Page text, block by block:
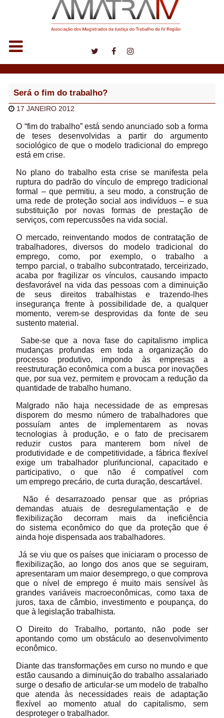
Será o fim do trabalho?
17 JANEIRO 2012
O “fim do trabalho” está sendo anunciado sob a forma
de teses desenvolvidas a partir do argumento
sociológico de que o modelo tradicional do emprego
está em crise.
No plano do trabalho esta crise se manifesta pela
ruptura do padrão do vínculo de emprego tradicional
formal – que permitiu, a seu modo, a construção de
uma rede de proteção social aos indivíduos – e sua
substituição por novas formas de prestação de
serviços, com repercussões na vida social.
O mercado, reinventando modos de contratação de
trabalhadores, diversos do modelo tradicional do
emprego, como, por exemplo, o trabalho a
tempo parcial, o trabalho subcontratado, terceirizado,
acaba por fragilizar os vínculos, causando impacto
desfavorável na vida das pessoas com a diminuição
de seus direitos trabalhistas e trazendo-lhes
insegurança frente à possibilidade de, a qualquer
momento, verem-se desprovidas da fonte de seu
sustento material.
Sabe-se que a nova fase do capitalismo implica
mudanças profundas em toda a organização do
processo produtivo, impondo às empresas a
reestruturação econômica com a busca por inovações
que, por sua vez, permitem e provocam a redução da
quantidade de trabalho humano.
Malgrado não haja necessidade de as empresas
disporem do mesmo número de trabalhadores que
possuíam antes de implementarem as novas
tecnologias à produção, e o fato de precisarem
reduzir custos para manterem bom nível de
produtividade e de competitividade, a fábrica flexível
exige um trabalhador plurifuncional, capacitado e
participativo, o que não é compatível com
um emprego precário, de curta duração, descartável.
Não é desarrazoado pensar que as próprias
demandas atuais de desregulamentação e de
flexibilização decorram mais da ineficiência
do sistema econômico do que da proteção que é
ainda hoje dispensada aos trabalhadores.
Já se viu que os países que iniciaram o processo de
flexibilização, ao longo dos anos que se seguiram,
apresentaram um maior desemprego, o que comprova
que o nível de emprego é muito mais sensível às
grandes variáveis macroeconômicas, como taxa de
juros, taxa de câmbio, investimento e poupança, do
que à legislação trabalhista.
O Direito do Trabalho, portanto, não pode ser
apontando como um obstáculo ao desenvolvimento
econômico.
Diante das transformações em curso no mundo e que
estão causando a diminuição do trabalho assalariado
surge o desafio de articular-se um modelo de trabalho
que atenda às necessidades reais de adaptação
flexível ao momento atual do capitalismo, sem
desproteger o trabalhador.